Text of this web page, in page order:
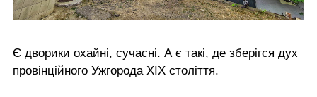
Є дворики охайні, сучасні. А є такі, де зберігся дух
провінційного Ужгорода ХІХ століття.